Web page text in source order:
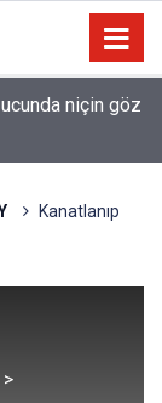
niçin göz
Kanatlanıp
>